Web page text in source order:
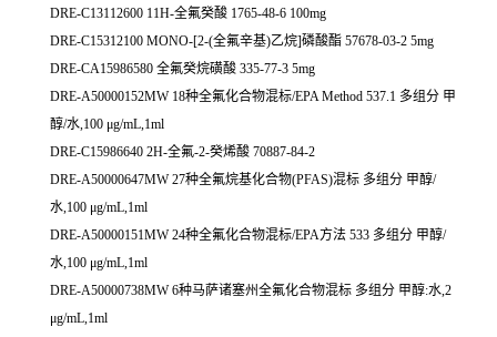
DRE-C13112600 11H-全氟癸酸 1765-48-6 100mg
DRE-C15312100 MONO-[2-(全氟辛基)乙烷]磷酸酯 57678-03-2 5mg
DRE-CA15986580 全氟癸烷磺酸 335-77-3 5mg
DRE-A50000152MW 18种全氟化合物混标/EPA Method 537.1 多组分 甲
醇/水,100 μg/mL,1ml
DRE-C15986640 2H-全氟-2-癸烯酸 70887-84-2
DRE-A50000647MW 27种全氟烷基化合物(PFAS)混标 多组分 甲醇/
水,100 μg/mL,1ml
DRE-A50000151MW 24种全氟化合物混标/EPA方法 533 多组分 甲醇/
水,100 μg/mL,1ml
DRE-A50000738MW 6种马萨诸塞州全氟化合物混标 多组分 甲醇:水,2
μg/mL,1ml